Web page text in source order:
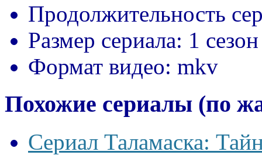
Продолжительность
Размер сериала: 1
Формат видео: mkv
Похожие сериалы (по
Сериал Таламаска: